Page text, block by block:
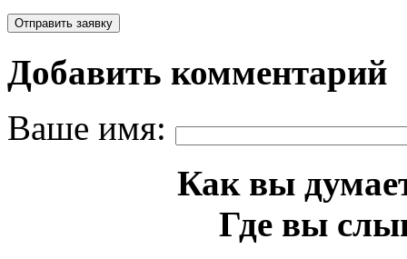
Добавить комментарий
Ваше имя:
Как вы
Где вы